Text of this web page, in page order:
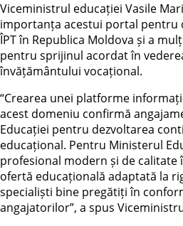
Viceministrul educației Vasile
importanța acestui portal pentru
ÎPT în Republica Moldova și a
pentru sprijinul acordat în
învățământului vocațional.
“Crearea unei platforme
acest domeniu confirmă
Educației pentru dezvoltarea
educațional. Pentru Ministerul
profesional modern și de
ofertă educațională adaptată la
specialiști bine pregătiți în
angajatorilor”, a spus